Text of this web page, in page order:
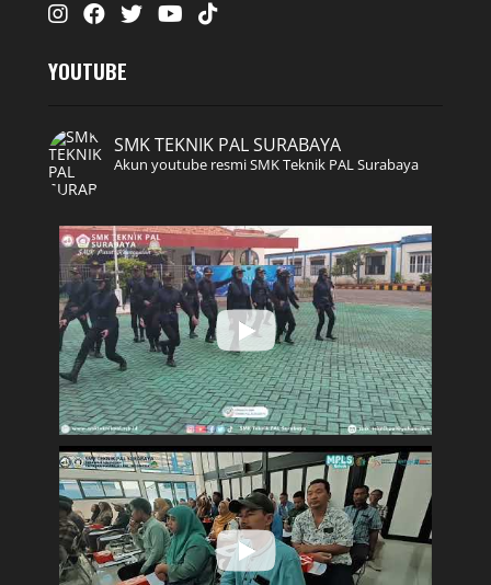
Instagram
FacebookTwitterYoutube
Tiktok
YOUTUBE
SMK TEKNIK PAL SURABAYA
Akun youtube resmi SMK Teknik PAL Surabaya